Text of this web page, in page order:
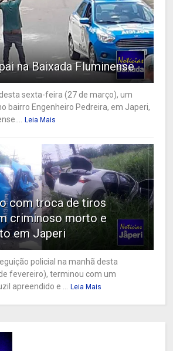
na Baixada Fluminense
sexta-feira (27 de março), um
bairro Engenheiro Pedreira, em Japeri,
Leia Mais
com troca de tiros
criminoso morto e
em Japeri
policial na manhã desta
fevereiro), terminou com um
apreendido e ...
Leia Mais